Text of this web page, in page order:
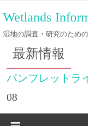
ン
テ
ツ
ス
Wetlands
湿地の調査・研究のため
最新情報
パンフレットラ
08